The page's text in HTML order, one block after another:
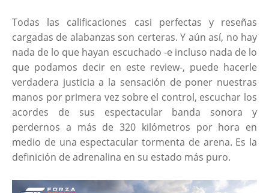
Todas las calificaciones casi perfectas y reseñas
cargadas de alabanzas son certeras. Y aún así, no hay
nada de lo que hayan escuchado -e incluso nada de lo
que podamos decir en este review-, puede hacerle
verdadera justicia a la sensación de poner nuestras
manos por primera vez sobre el control, escuchar los
acordes de sus espectacular banda sonora y
perdernos a más de 320 kilómetros por hora en
medio de una espectacular tormenta de arena. Es la
definición de adrenalina en su estado más puro.